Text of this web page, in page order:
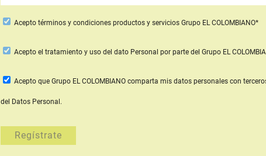
Acepto términos y condiciones productos y servicios Grupo EL COLOMBIANO*
Aceptoel tratamiento y uso del dato Personal por parte del Grupo EL
Acepto que Grupo EL COLOMBIANO comparta mis datos personales con
del Datos Personal.